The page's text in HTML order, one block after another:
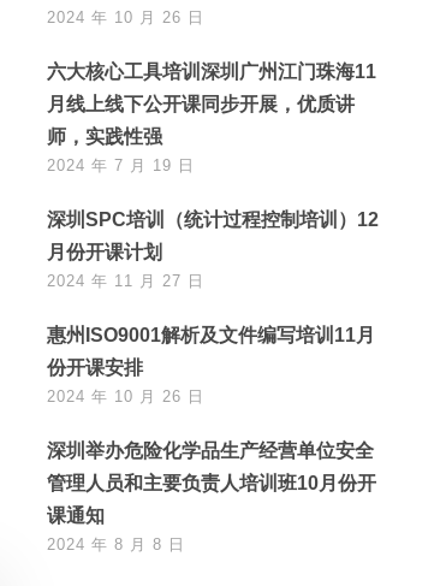
2024 年 10 月 26 日
六大核心工具培训深圳广州江门珠海11
月线上线下公开课同步开展，优质讲
师，实践性强
2024 年 7 月 19 日
深圳SPC培训（统计过程控制培训）12
月份开课计划
2024 年 11 月 27 日
惠州ISO9001解析及文件编写培训11月
份开课安排
2024 年 10 月 26 日
深圳举办危险化学品生产经营单位安全
管理人员和主要负责人培训班10月份开
课通知
2024 年 8 月 8 日